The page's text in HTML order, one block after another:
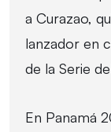
a Curazao,
lanzador en
de la Serie
En Panamá